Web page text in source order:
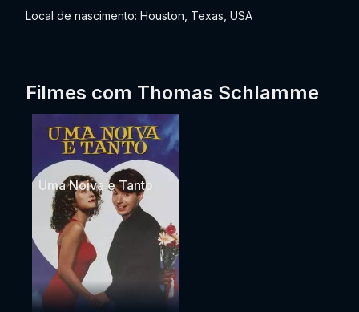
Local de nascimento: Houston, Texas, USA
Filmes com Thomas Schlamme
Uma Noiva e Tanto